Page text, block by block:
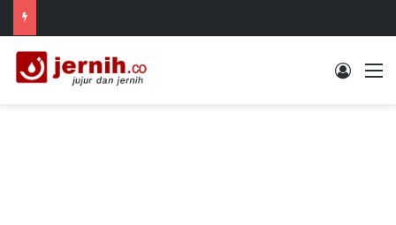
Log In